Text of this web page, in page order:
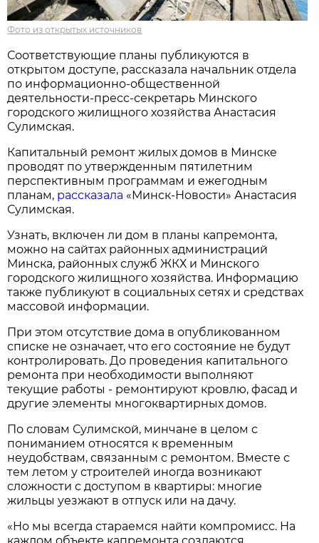
Фото из открытых источников
Соответствующие планы публикуются в
открытом доступе, рассказала начальник отдела
по информационно-общественной
деятельности-пресс-секретарь Минского
городского жилищного хозяйства Анастасия
Сулимская.
Капитальный ремонт жилых домов в Минске
проводят по утвержденным пятилетним
перспективным программам и ежегодным
планам, рассказала «Минск-Новости» Анастасия
Сулимская.
Узнать, включен ли дом в планы капремонта,
можно на сайтах районных администраций
Минска, районных служб ЖКХ и Минского
городского жилищного хозяйства. Информацию
также публикуют в социальных сетях и средствах
массовой информации.
При этом отсутствие дома в опубликованном
списке не означает, что его состояние не будут
контролировать. До проведения капитального
ремонта при необходимости выполняют
текущие работы - ремонтируют кровлю, фасад и
другие элементы многоквартирных домов.
По словам Сулимской, минчане в целом с
пониманием относятся к временным
неудобствам, связанным с ремонтом. Вместе с
тем летом у строителей иногда возникают
сложности с доступом в квартиры: многие
жильцы уезжают в отпуск или на дачу.
«Но мы всегда стараемся найти компромисс. На
каждом объекте капремонта создаются